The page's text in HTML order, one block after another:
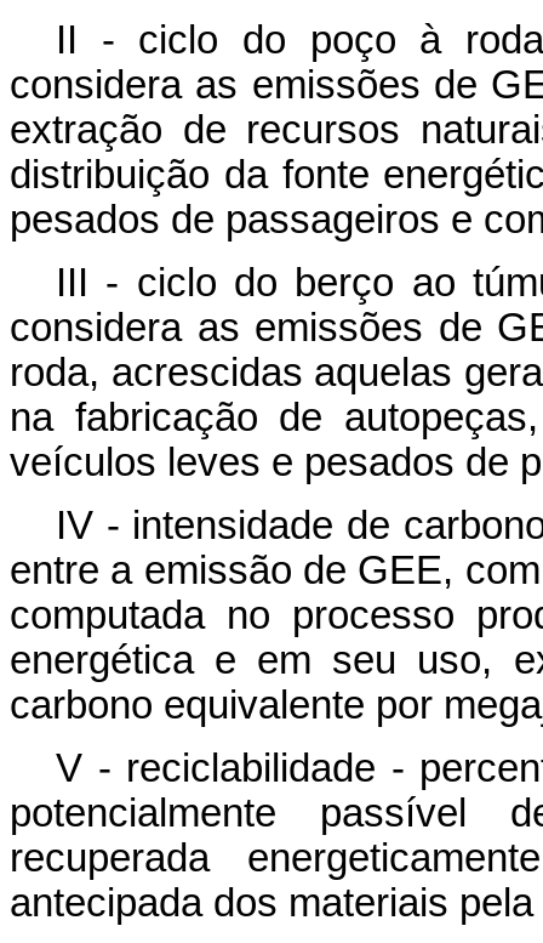
II - ciclo do poço à
considera as emissões de
extração de recursos
distribuição da fonte
pesados de passageiros e
III - ciclo do berço ao
considera as emissões de
roda, acrescidas aquelas
na fabricação de
veículos leves e pesados de
IV - intensidade de
entre a emissão de GEE,
computada no processo
energética e em seu uso,
carbono equivalente por
V - reciclabilidade -
potencialmente passível
recuperada
antecipada dos materiais